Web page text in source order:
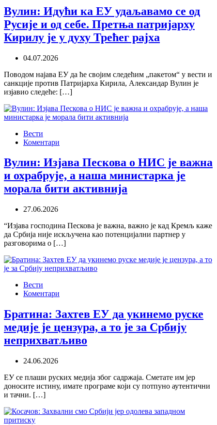
Вулин: Идући ка ЕУ удаљавамо се од
Русије и од себе. Претња патријарху
Кирилу је у духу Трећег рајха
04.07.2026
Поводом најава ЕУ да ће својим следећим „пакетом“ у вести и
санкције против Патријарха Кирила, Александар Вулин је
изјавио следеће: […]
Вести
Коментари
Вулин: Изјава Пескова о НИС је важна
и охрабрује, а наша министарка је
морала бити активнија
27.06.2026
“Изјава господина Пескова је важна, важно је кад Кремљ каже
да Србија није искључена као потенцијални партнер у
разговорима о […]
Вести
Коментари
Братина: Захтев ЕУ да укинемо руске
медије је цензура, а то је за Србију
неприхватљиво
24.06.2026
ЕУ се плаши руских медија због садржаја. Сметате им јер
доносите истину, имате програме који су потпуно аутентични
и тачни. […]